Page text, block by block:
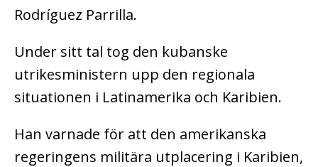
Rodríguez Parrilla.
Under sitt tal tog den kubanske
utrikesministern upp den regionala
situationen i Latinamerika och Karibien.
Han varnade för att den amerikanska
regeringens militära utplacering i Karibien,